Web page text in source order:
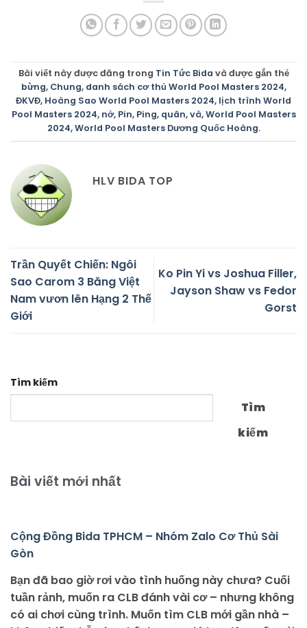
Bài viết này được đăng trong Tin Tức Bida và được gắn thẻ
bừng, Chung, danh sách cơ thủ World Pool Masters 2024,
ĐKVĐ, Hoàng Sao World Pool Masters 2024, lịch trình World
Pool Masters 2024, nở, Pin, Ping, quân,và,World Pool Masters
2024,World Pool Masters Dương Quốc Hoàng.
HLV BIDA TOP
Trần Quyết Chiến: Ngôi
Sao Carom 3 Băng Việt
Nam vươn lên Hạng 2 Thế
Giới
Ko Pin Yi vs Joshua Filler,
Jayson Shaw vs Fedor
Gorst
Tìm kiếm
Tìm
kiếm
Bài viết mới nhất
Cộng Đồng Bida TPHCM – Nhóm Zalo Cơ Thủ Sài
Gòn
Bạn đã bao giờ rơi vào tình huống này chưa? Cuối
tuần rảnh, muốn ra CLB đánh vài cơ – nhưng không
có ai chơi cùng trình. Muốn tìm CLB mới gần nhà –